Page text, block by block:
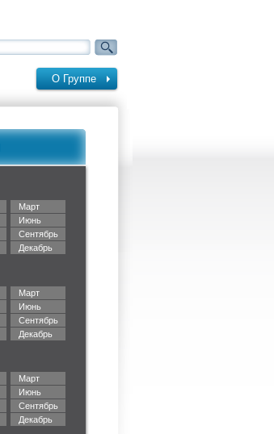
О Группе
Март
Июнь
Сентябрь
Декабрь
Март
Июнь
Сентябрь
Декабрь
Март
Июнь
Сентябрь
Декабрь